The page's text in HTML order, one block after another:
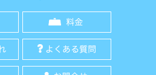
ご依頼の流れ
会社概要